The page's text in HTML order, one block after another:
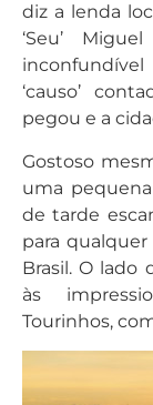
diz a lenda
‘Seu’
inconfundível
‘causo’
pegou e a
Gostoso
uma
de tarde
para
Brasil. O lado
às
Tourinhos,